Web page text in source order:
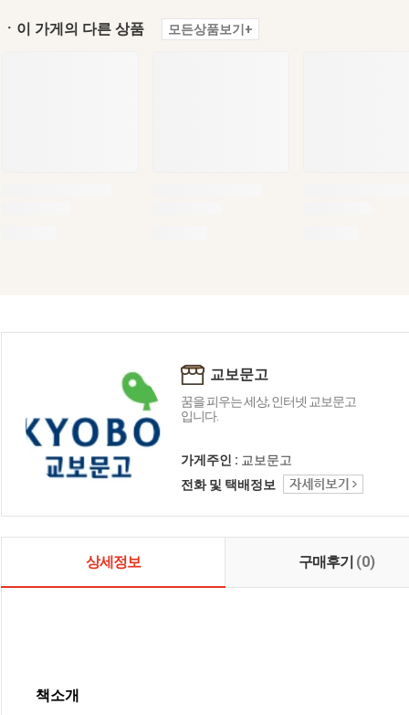
ㆍ이 가게의 다른 상품 모든상품보기+
교보문고
꿈을 피우는 세상, 인터넷 교보문고
입니다.
가게주인 : 교보문고
전화 및 택배정보
상세정보 구매후기 (0)
책소개